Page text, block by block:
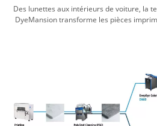
Des lunettes aux intérieurs de voiture, la
DyeMansion transforme les pièces